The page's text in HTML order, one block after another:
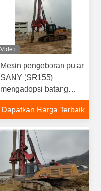
Video
Mesin pengeboran putar
SANY (SR155)
mengadopsi batang
kunci mesin, silakan
hubungi jika perlu
Dapatkan Harga Terbaik